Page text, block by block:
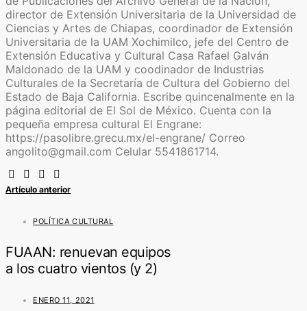
director de Extensión Universitaria de la Universidad de
Ciencias y Artes de Chiapas, coordinador de Extensión
Universitaria de la UAM Xochimilco, jefe del Centro de
Extensión Educativa y Cultural Casa Rafael Galván
Maldonado de la UAM y coodinador de Industrias
Culturales de la Secretaría de Cultura del Gobierno del
Estado de Baja California. Escribe quincenalmente en la
página editorial de El Sol de México. Cuenta con la
pequeña empresa cultural El Engrane:
https://pasolibre.grecu.mx/el-engrane/ Correo
angolito@gmail.com Celular 5541861714.
Artículo anterior
POLÍTICA CULTURAL
FUAAN: renuevan equipos
a los cuatro vientos (y 2)
ENERO 11, 2021